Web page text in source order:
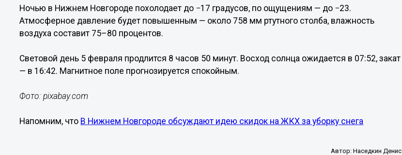
Ночью в Нижнем Новгороде похолодает до −17 градусов, по ощущениям — до −23.
Атмосферное давление будет повышенным — около 758 мм ртутного столба, влажность
воздуха составит 75–80 процентов.
Световой день 5 февраля продлится 8 часов 50 минут. Восход солнца ожидается в 07:52, закат
— в 16:42. Магнитное поле прогнозируется спокойным.
Фото: pixabay.com
Напомним, что В Нижнем Новгороде обсуждают идею скидок на ЖКХ за уборку снега
Автор: Наседкин Денис